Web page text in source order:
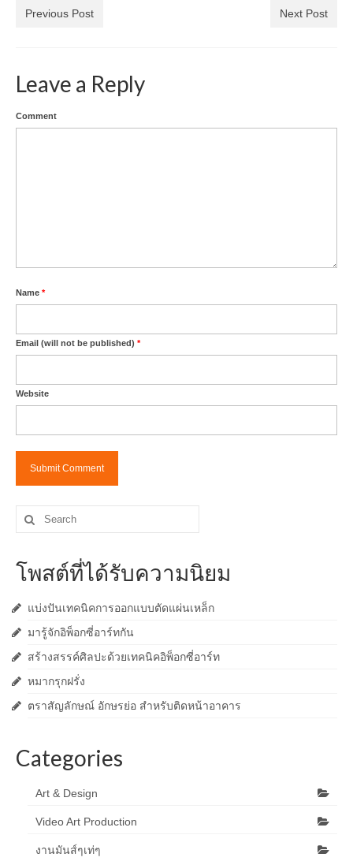
Previous Post Next Post
Leave a Reply
Comment
Name *
Email (will not be published) *
Website
Search
for:
โพสต์ที่ได้รับความนิยม
แบ่งปันเทคนิคการออกแบบตัดแผ่นเหล็ก
มารู้จักอิพ็อกซี่อาร์ทกัน
สร้างสรรค์ศิลปะด้วยเทคนิคอิพ็อกซี่อาร์ท
หมากรุกฝรั่ง
ตราสัญลักษณ์ อักษรย่อ สำหรับติดหน้าอาคาร
Categories
Art & Design
Video Art Production
งานมันส์ๆเท่ๆ